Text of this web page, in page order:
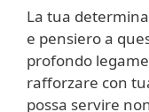
La tua
e pensiero a
profondo
rafforzare con
possa servire